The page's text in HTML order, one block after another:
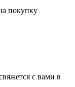
покупку
с вами в